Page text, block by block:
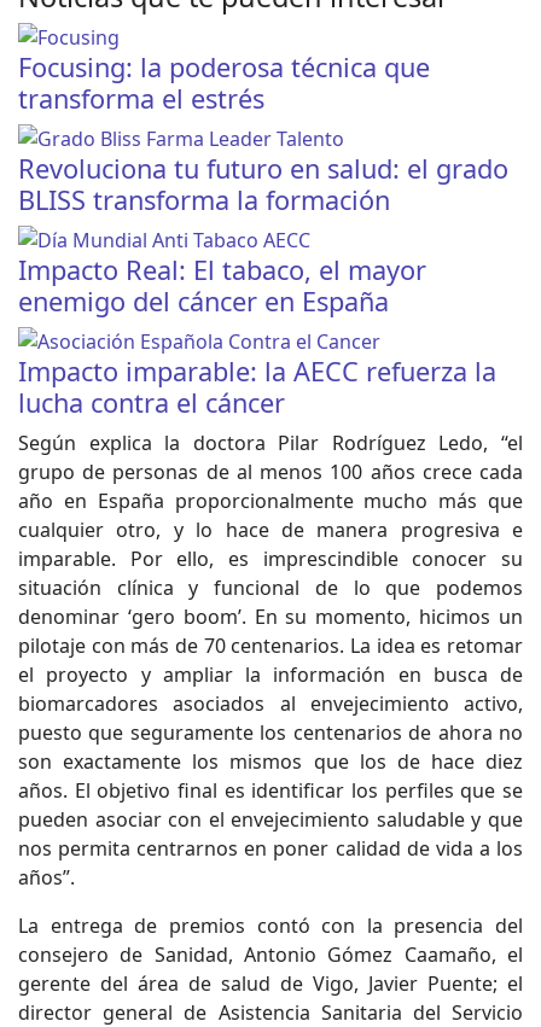
Focusing: la poderosa técnica que
transforma el estrés
Revoluciona tu futuro en salud: el grado
BLISS transforma la formación
Impacto Real: El tabaco, el mayor
enemigo del cáncer en España
Impacto imparable: la AECC refuerza la
lucha contra el cáncer
Según explica la doctora Pilar Rodríguez Ledo, “el
grupo de personas de al menos 100 años crece cada
año en España proporcionalmente mucho más que
cualquier otro, y lo hace de manera progresiva e
imparable. Por ello, es imprescindible conocer su
situación clínica y funcional de lo que podemos
denominar ‘gero boom’. En su momento, hicimos un
pilotaje con más de 70 centenarios. La idea es retomar
el proyecto y ampliar la información en busca de
biomarcadores asociados al envejecimiento activo,
puesto que seguramente los centenarios de ahora no
son exactamente los mismos que los de hace diez
años. El objetivo final es identificar los perfiles que se
pueden asociar con el envejecimiento saludable y que
nos permita centrarnos en poner calidad de vida a los
años”.
La entrega de premios contó con la presencia del
consejero de Sanidad, Antonio Gómez Caamaño, el
gerente del área de salud de Vigo, Javier Puente; el
director general de Asistencia Sanitaria del Servicio